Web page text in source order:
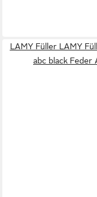
LAMY Füller LAMY
abc black Feder